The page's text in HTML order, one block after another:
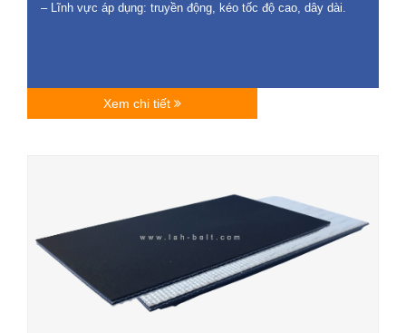
– Lĩnh vực áp dụng: truyền động, kéo tốc độ cao, dây dài.
Xem chi tiết